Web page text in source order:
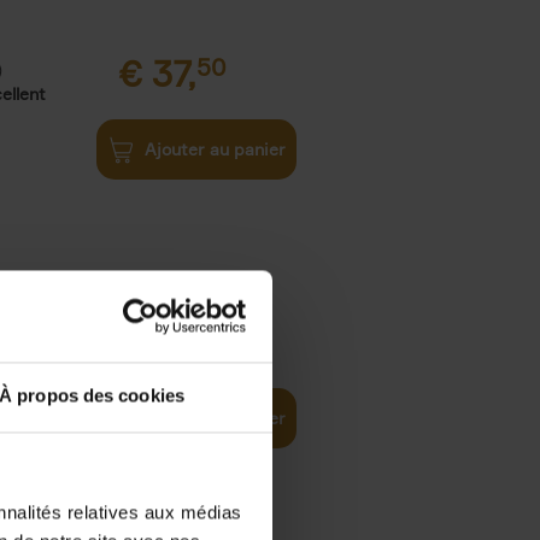
À propos des cookies
relatives aux médias
€ 37,50
Ajouter au panier
world 29,99
Ajouter au panier